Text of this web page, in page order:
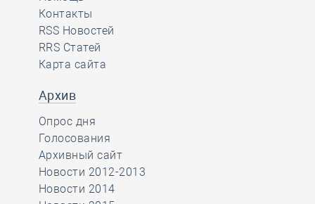
Контакты
RSS Новостей
RRS Статей
Карта сайта
Архив
Опрос дня
Голосования
Архивный сайт
Новости 2012-2013
Новости 2014